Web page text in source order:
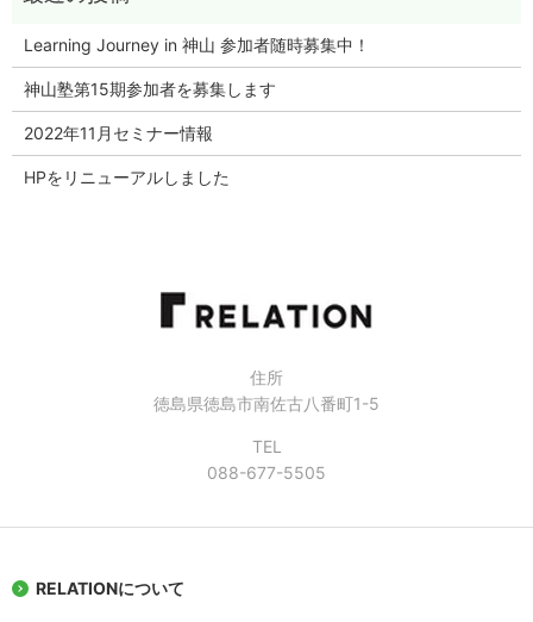
Learning Journey in 神山 参加者随時募集中！
神山塾第15期参加者を募集します
2022年11月セミナー情報
HPをリニューアルしました
住所
徳島県徳島市南佐古八番町1-5
TEL
088-677-5505
RELATIONについて